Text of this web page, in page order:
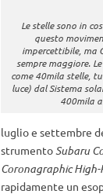
Le stelle sono in
questo
impercettibile, ma
sempre maggiore.
come 40mila stelle,
luce) dal Sistema
400mila
luglio e settembre
strumentoSubaru
Coronagraphic
rapidamente un